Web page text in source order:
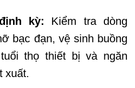
kỳ: Kiểm tra dòng
bạc đạn, vệ sinh buồng
thọ thiết bị và ngăn
xuất.